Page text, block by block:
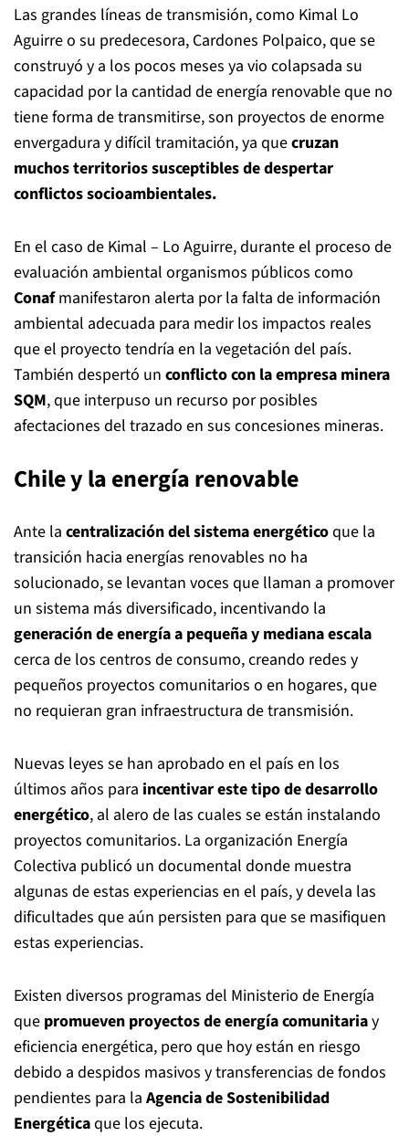
Las grandes líneas de transmisión, como Kimal Lo
Aguirre o su predecesora, Cardones Polpaico, que se
construyó y a los pocos meses ya vio colapsada su
capacidad por la cantidad de energía renovable que no
tiene forma de transmitirse, son proyectos de enorme
envergadura y difícil tramitación, ya quecruzan
muchos territorios susceptibles de despertar
conflictos socioambientales.
En el caso de Kimal – Lo Aguirre, durante el proceso de
evaluación ambiental organismos públicos como
Conafmanifestaron alerta por la falta de información
ambiental adecuada para medir los impactos reales
que el proyecto tendría en la vegetación del país.
También despertó un conflicto con la empresa minera
SQM, que interpuso un recurso por posibles
afectaciones del trazado en sus concesiones mineras.
Chile y la energía renovable
Ante la centralización del sistema energéticoque la
transición hacia energías renovables no ha
solucionado, se levantan voces que llaman a promover
un sistema más diversificado, incentivando la
generación de energía a pequeña y mediana escala
cerca de los centros de consumo, creando redes y
pequeños proyectos comunitarios o en hogares, que
no requieran gran infraestructura de transmisión.
Nuevas leyes se han aprobado en el país en los
últimos años para incentivar este tipo de desarrollo
energético, al alero de las cuales se están instalando
proyectos comunitarios. La organización Energía
Colectiva publicó un documental donde muestra
algunas de estas experiencias en el país, y devela las
dificultades que aún persisten para que se masifiquen
estas experiencias.
Existen diversos programas del Ministerio de Energía
que promueven proyectos de energía comunitariay
eficiencia energética, pero que hoy están en riesgo
debido a despidos masivos y transferencias de fondos
pendientes para la Agencia de Sostenibilidad
Energéticaque los ejecuta.